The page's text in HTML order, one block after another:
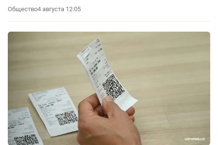
Общество4 августа 12:05